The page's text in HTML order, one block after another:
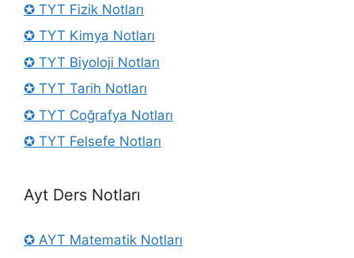
✪ TYT Fizik Notları
✪ TYT Kimya Notları
✪ TYT Biyoloji Notları
✪ TYT Tarih Notları
✪ TYT Coğrafya Notları
✪ TYT Felsefe Notları
Ayt Ders Notları
✪ AYT Matematik Notları